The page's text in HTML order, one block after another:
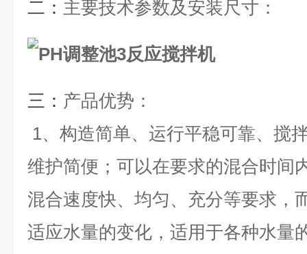
二： 主要技术参数及安装尺寸 ：
三： 产品优势：
1、构造简单、运行平稳可靠、搅
维护简便；可以在要求的混合时间
混合速度快、均匀、充分等要求，
适应水量的变化，适用于各种水量